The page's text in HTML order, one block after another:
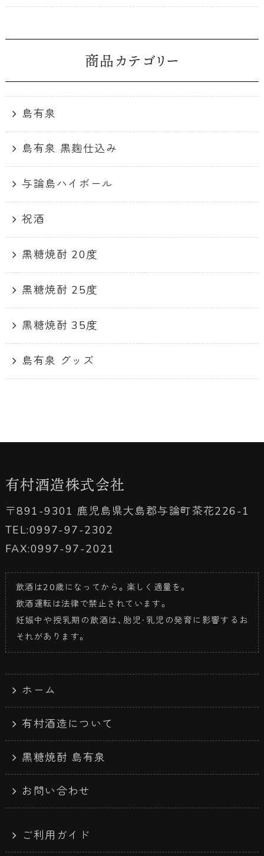
商品カテゴリー
島有泉
島有泉 黒麹仕込み
与論島ハイボール
祝酒
黒糖焼酎 20度
黒糖焼酎 25度
黒糖焼酎 35度
島有泉 グッズ
有村酒造株式会社
〒891-9301 鹿児島県大島郡与論町茶花226-1
TEL:0997-97-2302
FAX:0997-97-2021
飲酒は20歳になってから。楽しく適量を。
飲酒運転は法律で禁止されています。
妊娠中や授乳期の飲酒は、胎児・乳児の発育に影響するお
それがあります。
ホーム
有村酒造について
黒糖焼酎 島有泉
お問い合わせ
ご利用ガイド